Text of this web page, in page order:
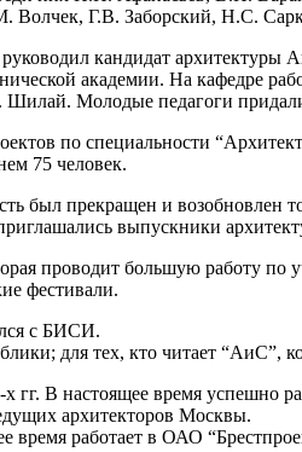
Волчек, Г.В. Заборский, Н.С.
кандидат
академии. На
Молодые педагоги придали
по специальности
75 человек.
был прекращен и возобновлен
выпускники
проводит большую работу
фестивали.
с БИСИ.
для тех, кто читает “АиС”,
гг. В настоящее время успешно
архитекторов Москвы.
время работает в ОАО